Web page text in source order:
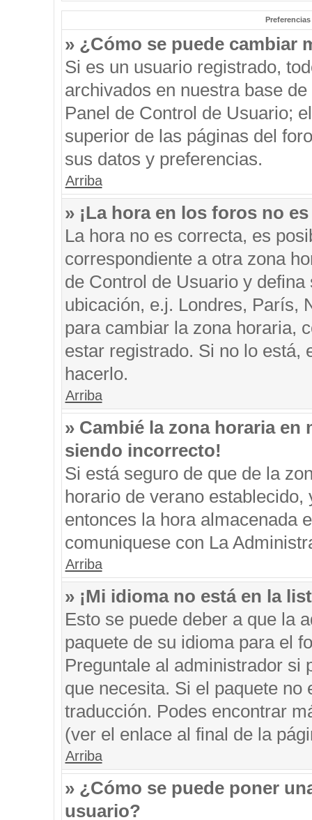
» ¿Cómo se puede cambiar
Si es un usuario registrado,
archivados en nuestra base
Panel de Control de Usuario;
superior de las páginas del
sus datos y preferencias.
Arriba
» ¡La hora en los foros no
La hora no es correcta, es
correspondiente a otra zona
de Control de Usuario y
ubicación, e.j. Londres, París,
para cambiar la zona horaria,
estar registrado. Si no lo está,
hacerlo.
Arriba
» Cambié la zona horaria
siendo incorrecto!
Si está seguro de que de la
horario de verano
entonces la hora almacenada
comuniquese con La
Arriba
» ¡Mi idioma no está en la
Esto se puede deber a que la
paquete de su idioma para el
Preguntale al administrador si
que necesita. Si el paquete
traducción. Podes encontrar
(ver el enlace al final de la
Arriba
» ¿Cómo se puede poner
usuario?